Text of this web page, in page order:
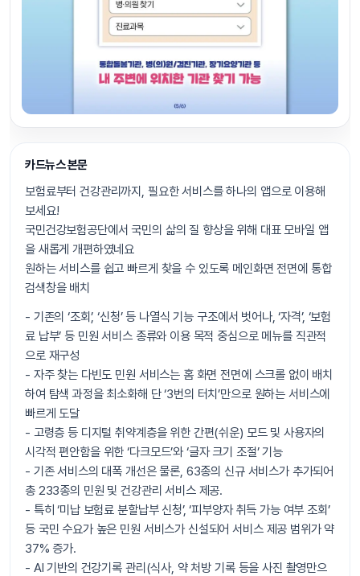
카드뉴스 본문
보험료부터 건강관리까지, 필요한 서비스를 하나의 앱으로 이용해
보세요!
국민건강보험공단에서 국민의 삶의 질 향상을 위해 대표 모바일 앱
을 새롭게 개편하였네요
원하는 서비스를 쉽고 빠르게 찾을 수 있도록 메인화면 전면에 통합
검색창을 배치
- 기존의 ‘조회’, ‘신청’ 등 나열식 기능 구조에서 벗어나, ‘자격’, ‘보험
료 납부’ 등 민원 서비스 종류와 이용 목적 중심으로 메뉴를 직관적
으로 재구성
- 자주 찾는 다빈도 민원 서비스는 홈 화면 전면에 스크롤 없이 배치
하여 탐색 과정을 최소화해 단 ‘3번의 터치’만으로 원하는 서비스에
빠르게 도달
- 고령층 등 디지털 취약계층을 위한 간편(쉬운) 모드 및 사용자의
시각적 편안함을 위한 ‘다크모드’와 ‘글자 크기 조절’ 기능
- 기존 서비스의 대폭 개선은 물론, 63종의 신규 서비스가 추가되어
총 233종의 민원 및 건강관리 서비스 제공.
- 특히 ‘미납 보험료 분할납부 신청’, ‘피부양자 취득 가능 여부 조회’
등 국민 수요가 높은 민원 서비스가 신설되어 서비스 제공 범위가 약
37% 증가.
- AI 기반의 건강기록 관리(식사, 약 처방 기록 등을 사진 촬영만으